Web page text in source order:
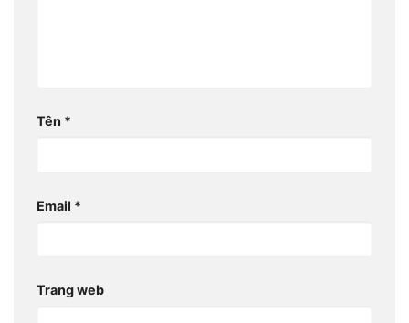
Tên *
Email *
Trang web